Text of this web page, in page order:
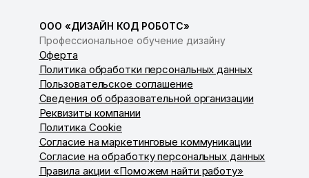
ООО «ДИЗАЙН КОД РОБОТС»
Профессиональное обучение дизайну
Оферта
Политика обработки персональных данных
Пользовательское соглашение
Сведения об образовательной организации
Реквизиты компании
Политика Cookie
Согласие на маркетинговые коммуникации
Согласие на обработку персональных данных
Правила акции «Поможем найти работу»